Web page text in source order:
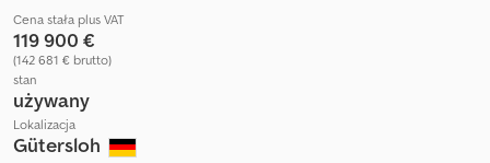
Cena stała plus VAT
119 900 €
(142 681 € brutto)
stan
używany
Lokalizacja
Gütersloh